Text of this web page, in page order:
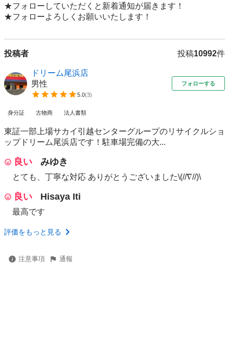
★フォローしていただくと新着通知が届きます！
★フォローよろしくお願いいたします！
投稿者 投稿10992件
ドリーム尾浜店
男性
5.0(3)
フォローする
身分証 古物商 法人書類
東証一部上場サカイ引越センターグループのリサイクルショ
ップドリーム尾浜店です！駐車場完備の大...
良い みゆき
とても、丁寧な対応 ありがとうございました\(//∇//)\
良い Hisaya Iti
最高です
評価をもっと見る
注意事項 通報